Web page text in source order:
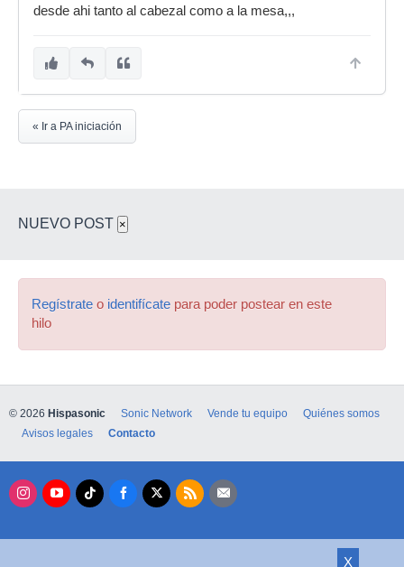
desde ahi tanto al cabezal como a la mesa,,,
« Ir a PA iniciación
NUEVO POST ×
Regístrate o identifícate para poder postear en este
hilo
X
© 2026 Hispasonic Sonic Network Vende tu equipo
Quiénes somos
Avisos legales
Contacto